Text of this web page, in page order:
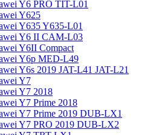
Y6 PRO TIT-L01
Y625
Y635 Y635-L01
Y6 II CAM-L03
Y6II Compact
Y6p MED-L49
Y6s 2019 JAT-L41 JAT-L21
Y7
Y7 2018
Y7 Prime 2018
Y7 Prime 2019 DUB-LX1
Y7 PRO 2019 DUB-LX2